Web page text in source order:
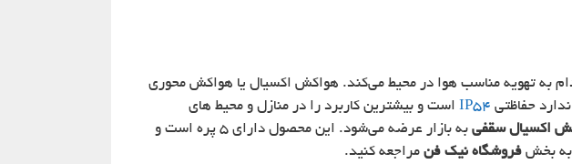
به تهویه مناسب هوا در محیط می‌کند. هواکش اکسیال یا هواکش محوری
حفاظتی IP54 است و بیشترین کاربرد را در منازل و محیط های
اکسیال سقفی
به بازار عرضه می‌شود. این محصول دارای 5 پره است و
به بخش فروشگاه نیک فن مراجعه کنید.